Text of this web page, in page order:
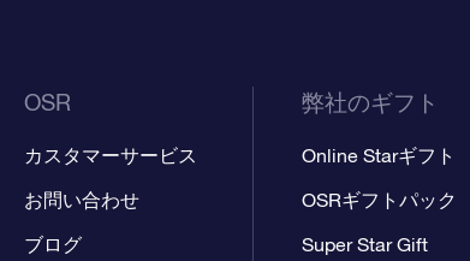
OSR
カスタマーサービス
お問い合わせ
ブログ
弊社のギフト
Online Starギフト
OSRギフトパック
Super Star Gift